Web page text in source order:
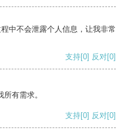
中不会泄露个人信息，让我非常
支持[0] 反对[0]
有需求。
支持[0] 反对[0]